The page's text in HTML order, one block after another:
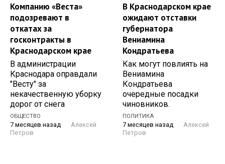
Компанию «Веста»
подозревают в
откатах за
госконтракты в
Краснодарском крае
В администрации
Краснодара оправдали
"Весту" за
некачественную уборку
дорог от снега
ОБЩЕСТВО
7 месяцев назад
Алексей
Петров
В Краснодарском крае
ожидают отставки
губернатора
Вениамина
Кондратьева
Как могут повлиять на
Вениамина
Кондратьева
очередные посадки
чиновников.
ПОЛИТИКА
7 месяцев назад
Алексей
Петров